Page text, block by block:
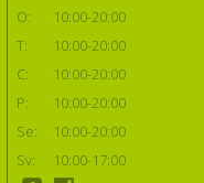
O:
10:00-20:00
T:
10:00-20:00
C:
10:00-20:00
P:
10:00-20:00
Se:
10:00-20:00
Sv:
10:00-17:00